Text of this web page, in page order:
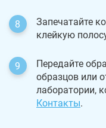
Запечатайте
клейкую
Передайте
образцов или
лаборатории,
Контакты.